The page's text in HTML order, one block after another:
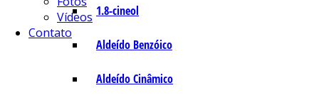
1.8-cineol
Aldeído Benzóico
Aldeído Cinâmico
Vídeos
Contato